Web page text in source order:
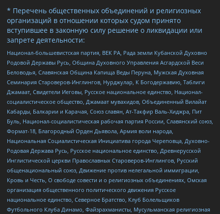
* Перечень общественных объединений и религиозных
организаций в отношении которых судом принято
вступившее в законную силу решение о ликвидации или
запрете деятельности:
Национал-большевистская партия, ВЕК РА, Рада земли Кубанской Духовно
Родовой Державы Русь, Община Духовного Управления Асгардской Веси
Беловодья, Славянская Община Капища Веды Перуна, Мужская Духовная
Семинария Староверов-Инглингов, Нурджулар, К Богодержавию, Таблиги
Джамаат, Свидетели Иеговы, Русское национальное единство, Национал-
социалистическое общество, Джамаат мувахидов, Объединенный Вилайат
Кабарды, Балкарии и Карачая, Союз славян, Ат-Такфир Валь-Хиджра, Пит
Буль, Национал-социалистическая рабочая партия России, Славянский союз,
Формат-18, Благородный Орден Дьявола, Армия воли народа,
Национальная Социалистическая Инициатива города Череповца, Духовно-
Родовая Держава Русь, Русское национальное единство, Древнерусской
Инглистической церкви Православных Староверов-Инглингов, Русский
общенациональный союз, Движение против нелегальной иммиграции,
Кровь и Честь, О свободе совести и о религиозных объединениях, Омская
организация общественного политического движения Русское
национальное единство, Северное Братство, Клуб Болельщиков
Футбольного Клуба Динамо, Файзрахманисты, Мусульманская религиозная